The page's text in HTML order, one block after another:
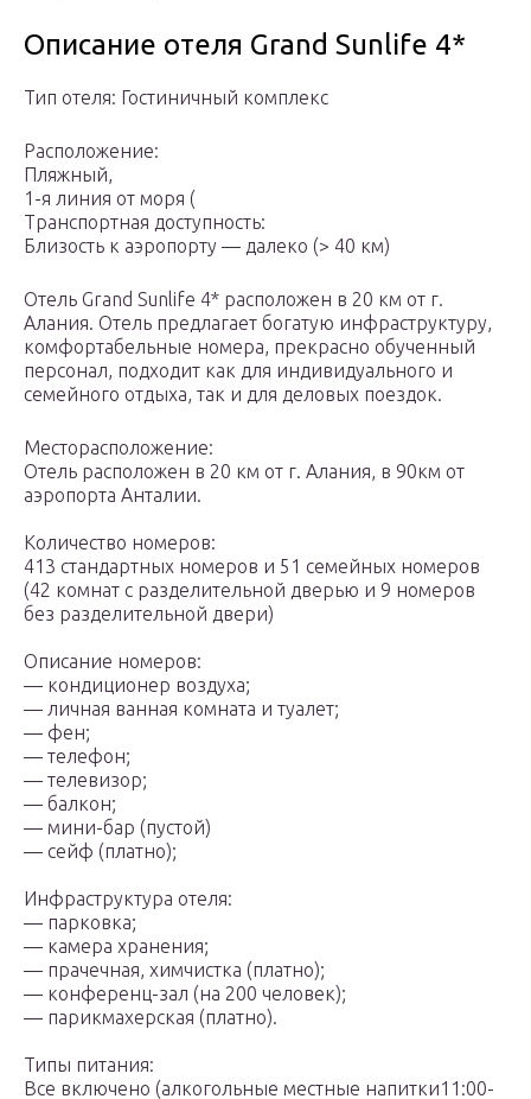
Описание отеля Grand Sunlife 4*
Тип отеля: Гостиничный комплекс
Расположение:
Пляжный,
1-я линия от моря (
Транспортная доступность:
Близость к аэропорту — далеко (> 40 км)
Отель Grand Sunlife 4* расположен в 20 км от г.
Алания. Отель предлагает богатую инфраструктуру,
комфортабельные номера, прекрасно обученный
персонал, подходит как для индивидуального и
семейного отдыха, так и для деловых поездок.
Месторасположение:
Отель расположен в 20 км от г. Алания, в 90км от
аэропорта Анталии.
Количество номеров:
413 стандартных номеров и 51 семейных номеров
(42 комнат с разделительной дверью и 9 номеров
без разделительной двери)
Описание номеров:
— кондиционер воздуха;
— личная ванная комната и туалет;
— фен;
— телефон;
— телевизор;
— балкон;
— мини-бар (пустой)
— сейф (платно);
Инфраструктура отеля:
— парковка;
— камера хранения;
— прачечная, химчистка (платно);
— конференц-зал (на 200 человек);
— парикмахерская (платно).
Типы питания:
Все включено (алкогольные местные напитки11:00-